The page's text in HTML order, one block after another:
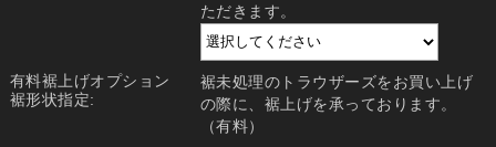
ただきます。
有料裾上げオプション
裾形状指定:
裾未処理のトラウザーズをお買い上げ
の際に、裾上げを承っております。
（有料）